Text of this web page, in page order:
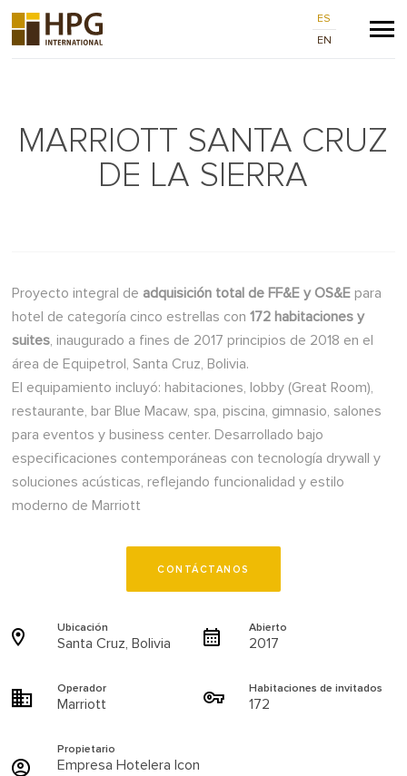
ES
EN
MARRIOTT SANTA CRUZ
DE LA SIERRA
Proyecto integral de adquisición total de FF&E y OS&E para
hotel de categoría cinco estrellas con172 habitaciones y
suites, inaugurado a fines de 2017 principios de 2018 en el
área de Equipetrol, Santa Cruz, Bolivia.
El equipamiento incluyó: habitaciones, lobby (Great Room),
restaurante, bar Blue Macaw, spa, piscina, gimnasio, salones
para eventos y business center. Desarrollado bajo
especificaciones contemporáneas con tecnología drywall y
soluciones acústicas, reflejando funcionalidad y estilo
moderno de Marriott
CONTÁCTANOS
Ubicación
Santa Cruz, Bolivia
Abierto
2017
Operador
Marriott
Habitaciones de invitados
172
Propietario
Empresa Hotelera Icon